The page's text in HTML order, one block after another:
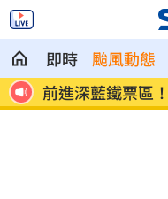
即時 颱風動態
漂
前進深藍鐵票區